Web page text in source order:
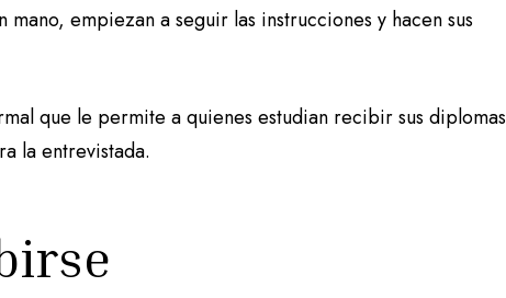
mano, empiezan a seguir las instrucciones y hacen sus
que le permite a quienes estudian recibir sus diplomas
la entrevistada.